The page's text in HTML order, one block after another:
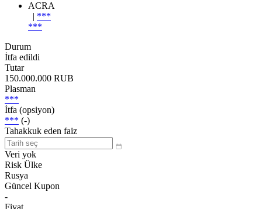
ACRA
| ***
***
Durum
İtfa edildi
Tutar
150.000.000 RUB
Plasman
***
İtfa (opsiyon)
*** (-)
Tahakkuk eden faiz
Veri yok
Risk Ülke
Rusya
Güncel Kupon
-
Fiyat